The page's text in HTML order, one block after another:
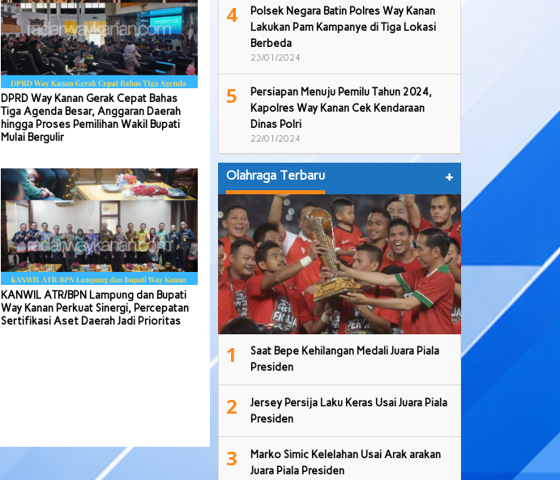
DPRD Way Kanan Gerak Cepat Bahas
Tiga Agenda Besar, Anggaran Daerah
hingga Proses Pemilihan Wakil Bupati
Mulai Bergulir
KANWIL ATR/BPN Lampung dan Bupati
Way Kanan Perkuat Sinergi, Percepatan
Sertifikasi Aset Daerah Jadi Prioritas
4
Polsek Negara Batin Polres Way Kanan
Lakukan Pam Kampanye di Tiga Lokasi
Berbeda
23/01/2024
5
Persiapan Menuju Pemilu Tahun 2024,
Kapolres Way Kanan Cek Kendaraan
Dinas Polri
22/01/2024
Olahraga Terbaru +
1
Saat Bepe Kehilangan Medali Juara Piala
Presiden
2
Jersey Persija Laku Keras Usai Juara Piala
Presiden
3
Marko Simic Kelelahan Usai Arak arakan
Juara Piala Presiden